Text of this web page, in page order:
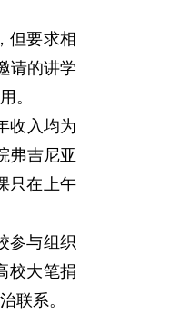
要求相
请的讲学
。
收入均为
弗吉尼亚
只在上午
参与组织
校大笔捐
联系。